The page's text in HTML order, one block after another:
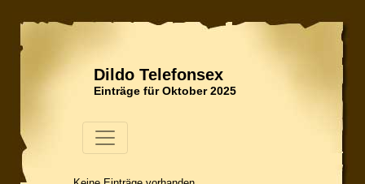
Dildo Telefonsex
Einträge für Oktober 2025